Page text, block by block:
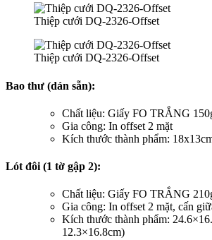
Thiệp cưới DQ-2326-Offset
Thiệp cưới DQ-2326-Offset
Bao thư (dán sẵn):
Chất liệu: Giấy FO TRẮNG
Gia công: In offset 2 mặt
Kích thước thành phẩm:
Lót đôi (1 tờ gập 2):
Chất liệu: Giấy FO TRẮNG
Gia công: In offset 2 mặt, cấn
Kích thước thành phẩm:
12.3×16.8cm)